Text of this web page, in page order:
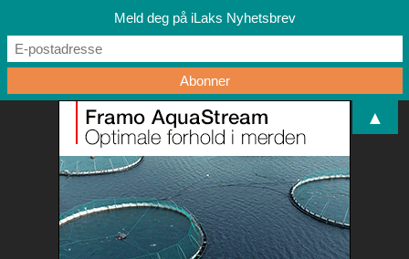
Meld deg på iLaks Nyhetsbrev
▲